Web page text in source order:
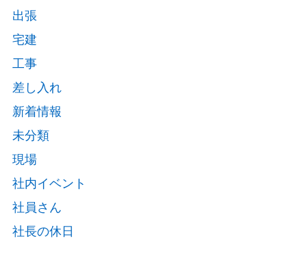
出張
宅建
工事
差し入れ
新着情報
未分類
現場
社内イベント
社員さん
社長の休日